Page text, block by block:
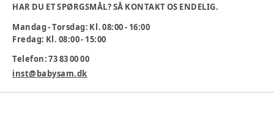
Overfladen gør den nemt at gøre ren
Polstret pude er nem at montere på Tripp Trapp® stolen.
STANDARD 100 ØKO-TEX certificeret, produktklasse I
Kan maskinvaskes ved 40 °C.
HAR DU ET SPØRGSMÅL? SÅ KONTAKT OS ENDELIG.
Mandag - Torsdag: Kl. 08:00 - 16:00
Fredag: Kl. 08:00 - 15:00
Telefon: 73 83 00 00
inst@babysam.dk